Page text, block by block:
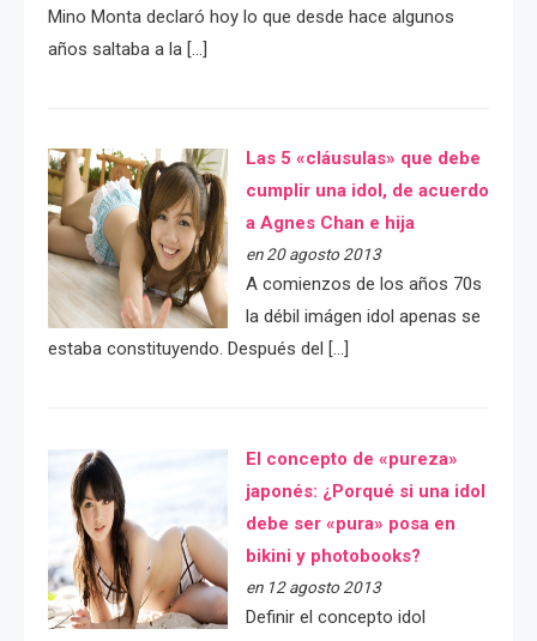
Mino Monta declaró hoy lo que desde hace algunos
años saltaba a la […]
Las 5 «cláusulas» que debe
cumplir una idol, de acuerdo
a Agnes Chan e hija
en 20 agosto 2013
A comienzos de los años 70s
la débil imágen idol apenas se
estaba constituyendo. Después del […]
El concepto de «pureza»
japonés: ¿Porqué si una idol
debe ser «pura» posa en
bikini y photobooks?
en 12 agosto 2013
Definir el concepto idol